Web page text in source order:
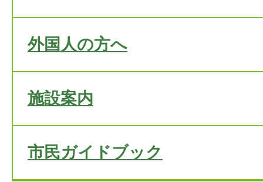
外国人の方へ
施設案内
市民ガイドブック